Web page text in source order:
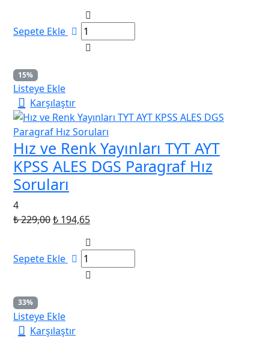
₺ 329,00.fiyat:
Sepete Ekle
15%
Listeye Ekle
Karşılaştır
Hız ve Renk Yayınları TYT AYT
KPSS ALES DGS Paragraf Hız
Soruları
4
₺229,00Orijinal
₺ 229,00.
₺ 194,65Şu
fiyat:
Sepete Ekle
33%
Listeye Ekle
Karşılaştır